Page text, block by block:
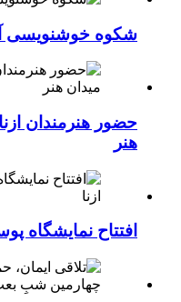
شکوه خوشنویسی
حضور هنرمندان
هنر
افتتاح نمایشگاه